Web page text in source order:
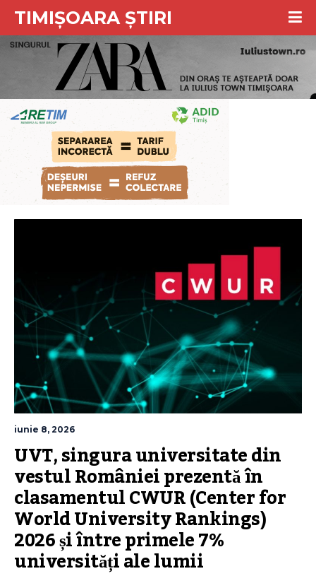
TIMIȘOARA ȘTIRI
iunie 8, 2026
UVT, singura universitate din
vestul României prezentă în
clasamentul CWUR (Center for
World University Rankings)
2026 și între primele 7%
universități ale lumii